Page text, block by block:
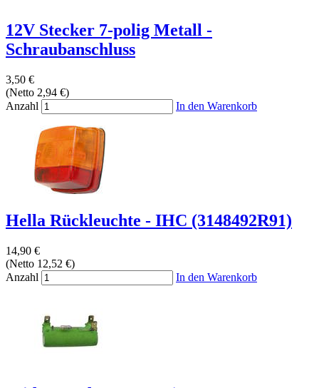
12V Stecker 7-polig Metall -
Schraubanschluss
3,50 €
(Netto 2,94 €)
Anzahl
In den Warenkorb
Hella Rückleuchte - IHC (3148492R91)
14,90 €
(Netto 12,52 €)
Anzahl
In den Warenkorb